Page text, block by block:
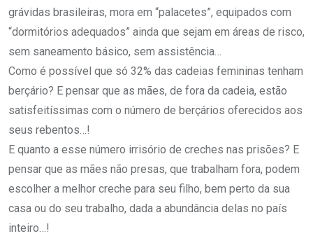
grávidas brasileiras, mora em “palacetes”, equipados com
“dormitórios adequados” ainda que sejam em áreas de risco,
sem saneamento básico, sem assistência…
Como é possível que só 32% das cadeias femininas tenham
berçário? E pensar que as mães, de fora da cadeia, estão
satisfeitíssimas com o número de berçários oferecidos aos
seus rebentos…!
E quanto a esse número irrisório de creches nas prisões? E
pensar que as mães não presas, que trabalham fora, podem
escolher a melhor creche para seu filho, bem perto da sua
casa ou do seu trabalho, dada a abundância delas no país
inteiro…!